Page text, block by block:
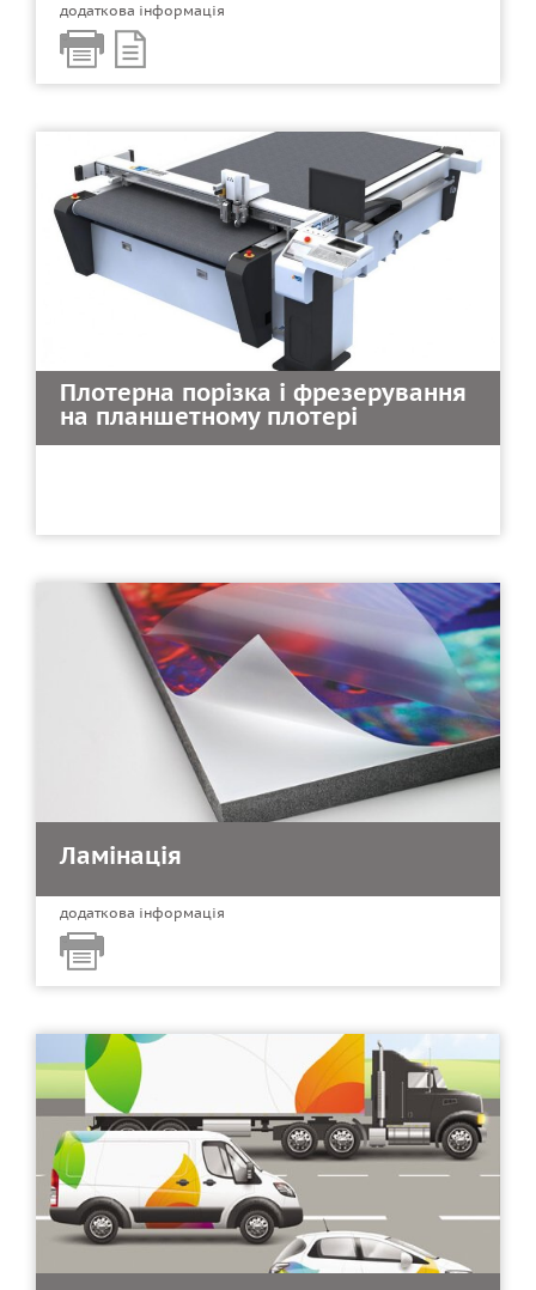
додаткова інформація
Плотерна порізка і фрезерування
на планшетному плотері
Ламінація
додаткова інформація